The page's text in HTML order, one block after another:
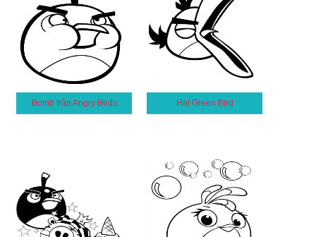
Bomb från Angry Birds Hal Green Bird